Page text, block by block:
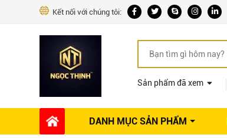
Kết nối với chúng tôi:
Sản phẩm đã xem
DANH MỤC SẢN PHẨM